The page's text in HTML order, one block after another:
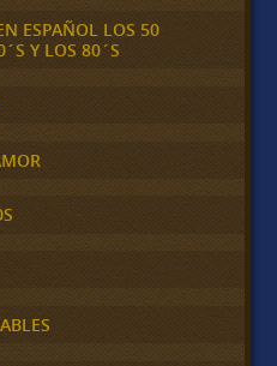
ESPAÑOL LOS 50
Y LOS 80´S